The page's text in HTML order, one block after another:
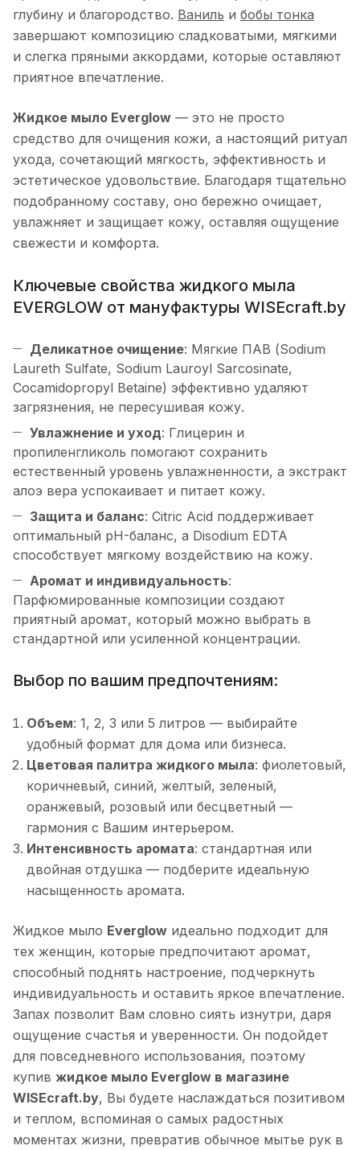
глубину и благородство. Ваниль и бобы тонка
завершают композицию сладковатыми, мягкими
и слегка пряными аккордами, которые оставляют
приятное впечатление.
Жидкое мыло Everglow — это не просто
средство для очищения кожи, а настоящий ритуал
ухода, сочетающий мягкость, эффективность и
эстетическое удовольствие. Благодаря тщательно
подобранному составу, оно бережно очищает,
увлажняет и защищает кожу, оставляя ощущение
свежести и комфорта.
Ключевые свойства жидкого мыла
EVERGLOW от мануфактуры WISEcraft.by
Деликатное очищение: Мягкие ПАВ (Sodium
Laureth Sulfate, Sodium Lauroyl Sarcosinate,
Cocamidopropyl Betaine) эффективно удаляют
загрязнения, не пересушивая кожу.
Увлажнение и уход: Глицерин и
пропиленгликоль помогают сохранить
естественный уровень увлажненности, а экстракт
алоэ вера успокаивает и питает кожу.
Защита и баланс: Citric Acid поддерживает
оптимальный pH-баланс, а Disodium EDTA
способствует мягкому воздействию на кожу.
Аромат и индивидуальность:
Парфюмированные композиции создают
приятный аромат, который можно выбрать в
стандартной или усиленной концентрации.
Выбор по вашим предпочтениям:
Объем: 1, 2, 3 или 5 литров — выбирайте
удобный формат для дома или бизнеса.
Цветовая палитра жидкого мыла: фиолетовый,
коричневый, синий, желтый, зеленый,
оранжевый, розовый или бесцветный —
гармония с Вашим интерьером.
Интенсивность аромата: стандартная или
двойная отдушка — подберите идеальную
насыщенность аромата.
Жидкое мыло Everglow идеально подходит для
тех женщин, которые предпочитают аромат,
способный поднять настроение, подчеркнуть
индивидуальность и оставить яркое впечатление.
Запах позволит Вам словно сиять изнутри, даря
ощущение счастья и уверенности. Он подойдет
для повседневного использования, поэтому
купив жидкое мыло Everglow в магазине
WISEcraft.by, Вы будете наслаждаться позитивом
и теплом, вспоминая о самых радостных
моментах жизни, превратив обычное мытье рук в